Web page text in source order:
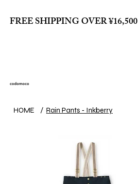
FREE SHIPPING OVER ¥16,500
codomoco
HOME / Rain Pants - Inkberry